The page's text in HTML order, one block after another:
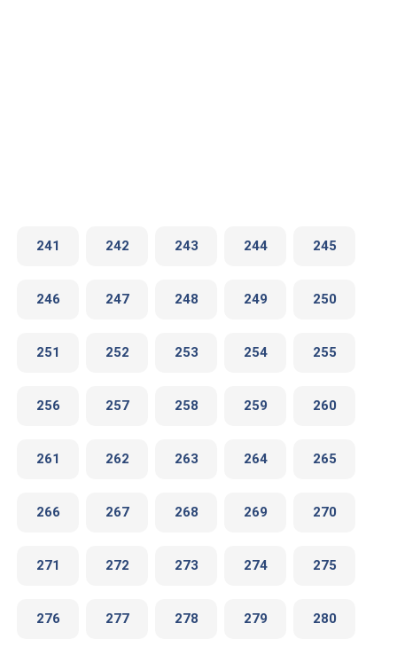
241 242 243 244 245
246 247 248 249 250
251 252 253 254 255
256 257 258 259 260
261 262 263 264 265
266 267 268 269 270
271 272 273 274 275
276 277 278 279 280